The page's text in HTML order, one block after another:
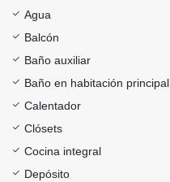
Agua
Balcón
Baño auxiliar
Baño en habitación principal
Calentador
Clósets
Cocina integral
Depósito